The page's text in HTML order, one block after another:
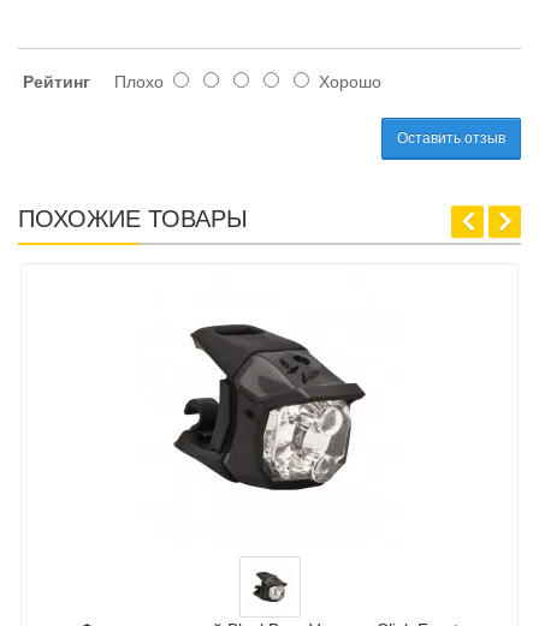
Рейтинг Плохо Хорошо
Оставить отзыв
ПОХОЖИЕ ТОВАРЫ